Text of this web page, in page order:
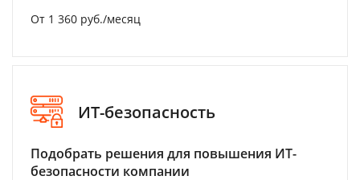
От 1 360 руб./месяц
ИТ-безопасность
Подобрать решения для повышения ИТ-
безопасности компании